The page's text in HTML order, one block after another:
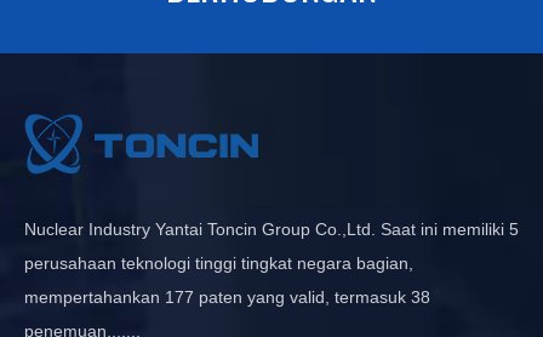
Nuclear Industry Yantai Toncin Group Co.,Ltd. Saat ini memiliki 5
perusahaan teknologi tinggi tingkat negara bagian,
mempertahankan 177 paten yang valid, termasuk 38
penemuan.......